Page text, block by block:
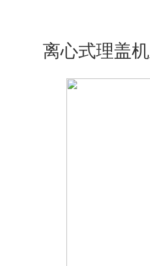
离心式理盖机